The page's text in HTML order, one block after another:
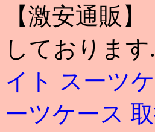
【激安通販
しておりま
イト スーツ
ーツケース